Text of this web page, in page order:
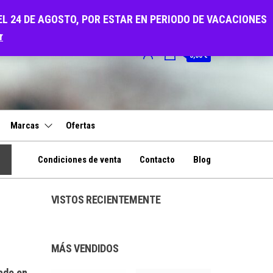
DE AGOSTO, POR ESTAR EN PERIODO DE VACACIONES
0,00 €
Marcas Ofertas
Condiciones de venta Contacto Blog
VISTOS RECIENTEMENTE
MÁS VENDIDOS